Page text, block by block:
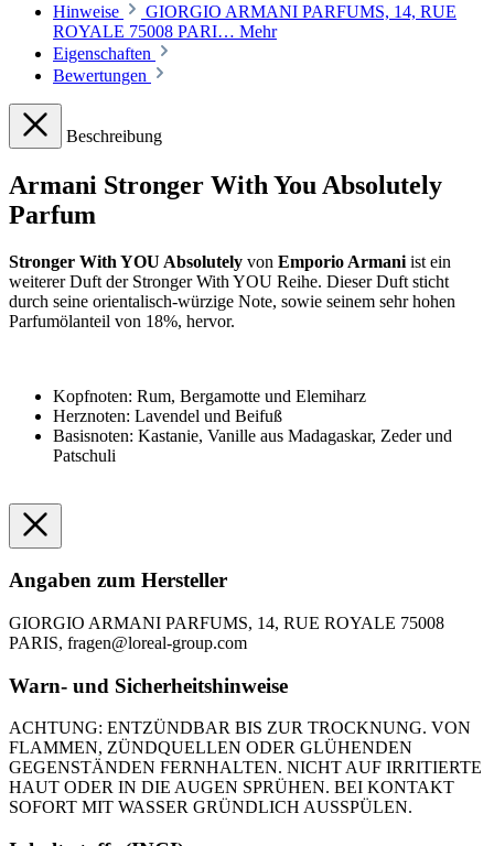
Hinweise
GIORGIO ARMANI PARFUMS, 14, RUE
ROYALE 75008 PARI… Mehr
Eigenschaften
Bewertungen
Beschreibung
Armani Stronger With You Absolutely
Parfum
Stronger With YOU Absolutely von Emporio Armani ist ein
weiterer Duft der Stronger With YOU Reihe. Dieser Duft sticht
durch seine orientalisch-würzige Note, sowie seinem sehr hohen
Parfumölanteil von 18%, hervor.
Kopfnoten: Rum, Bergamotte und Elemiharz
Herznoten: Lavendel und Beifuß
Basisnoten: Kastanie, Vanille aus Madagaskar, Zeder und
Patschuli
Angaben zum Hersteller
GIORGIO ARMANI PARFUMS, 14, RUE ROYALE 75008
PARIS, fragen@loreal-group.com
Warn- und Sicherheitshinweise
ACHTUNG: ENTZÜNDBAR BIS ZUR TROCKNUNG. VON
FLAMMEN, ZÜNDQUELLEN ODER GLÜHENDEN
GEGENSTÄNDEN FERNHALTEN. NICHT AUF IRRITIERTE
HAUT ODER IN DIE AUGEN SPRÜHEN. BEI KONTAKT
SOFORT MIT WASSER GRÜNDLICH AUSSPÜLEN.